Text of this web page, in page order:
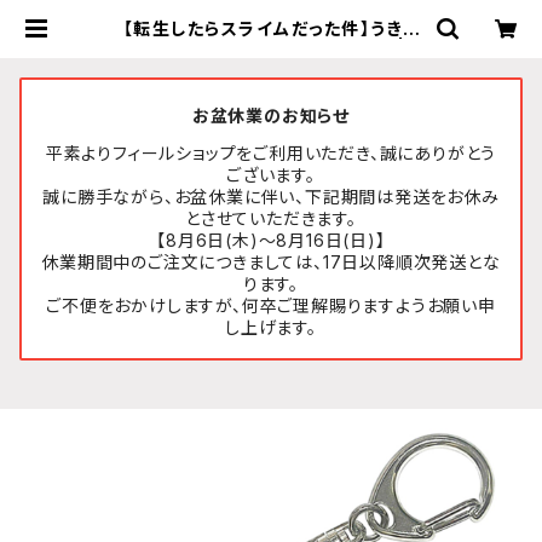
【転生したらスライムだった件】うきう
お盆休業のお知らせ
平素よりフィールショップをご利用いただき、誠にありがとう
ございます。
誠に勝手ながら、お盆休業に伴い、下記期間は発送をお休み
とさせていただきます。
【8月6日(木)～8月16日(日)】
休業期間中のご注文につきましては、17日以降順次発送とな
ります。
ご不便をおかけしますが、何卒ご理解賜りますようお願い申
し上げます。